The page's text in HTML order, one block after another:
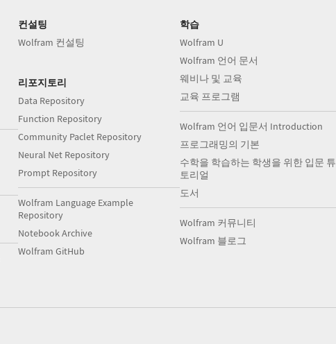
컨설팅
Wolfram 컨설팅
리포지토리
Data Repository
Function Repository
Community Paclet Repository
Neural Net Repository
Prompt Repository
Wolfram Language Example
Repository
Notebook Archive
Wolfram GitHub
학습
Wolfram U
Wolfram 언어 문서
웨비나 및 교육
교육 프로그램
Wolfram 언어 입문서 Introduction
프로그래밍의 기본
수학을 학습하는 학생을 위한 입문 튜
토리얼
도서
Wolfram 커뮤니티
Wolfram 블로그